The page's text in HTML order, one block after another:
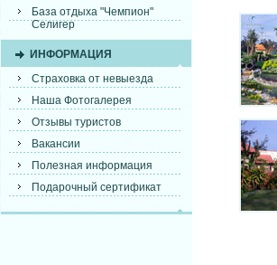
База отдыха "Чемпион"
Селигер
ИНФОРМАЦИЯ
Страховка от невыезда
Наша Фотогалерея
Отзывы туристов
Вакансии
Полезная информация
Подарочный сертификат